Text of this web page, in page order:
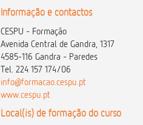
Informação e contactos
CESPU - Formação
Avenida Central de Gandra, 1317
4585-116 Gandra - Paredes
Tel. 224 157 174/06
info@formacao.cespu.pt
www.cespu.pt
Local(is) de formação do curso